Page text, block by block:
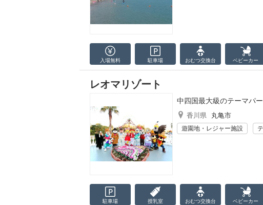
入場無料 駐車場 おむつ交換台 ベビーカー
レオマリゾート
中四国最大級のテーマパ
香川県 丸亀市
遊園地・レジャー施設
駐車場 授乳室 おむつ交換台 ベビーカー